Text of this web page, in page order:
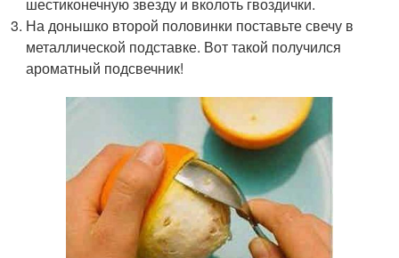
На донышко второй половинки поставьте свечу в
металлической подставке. Вот такой получился
ароматный подсвечник!